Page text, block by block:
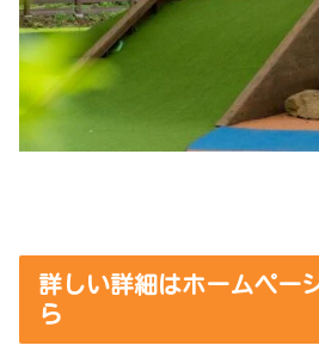
詳しい詳細はホームペー
ら